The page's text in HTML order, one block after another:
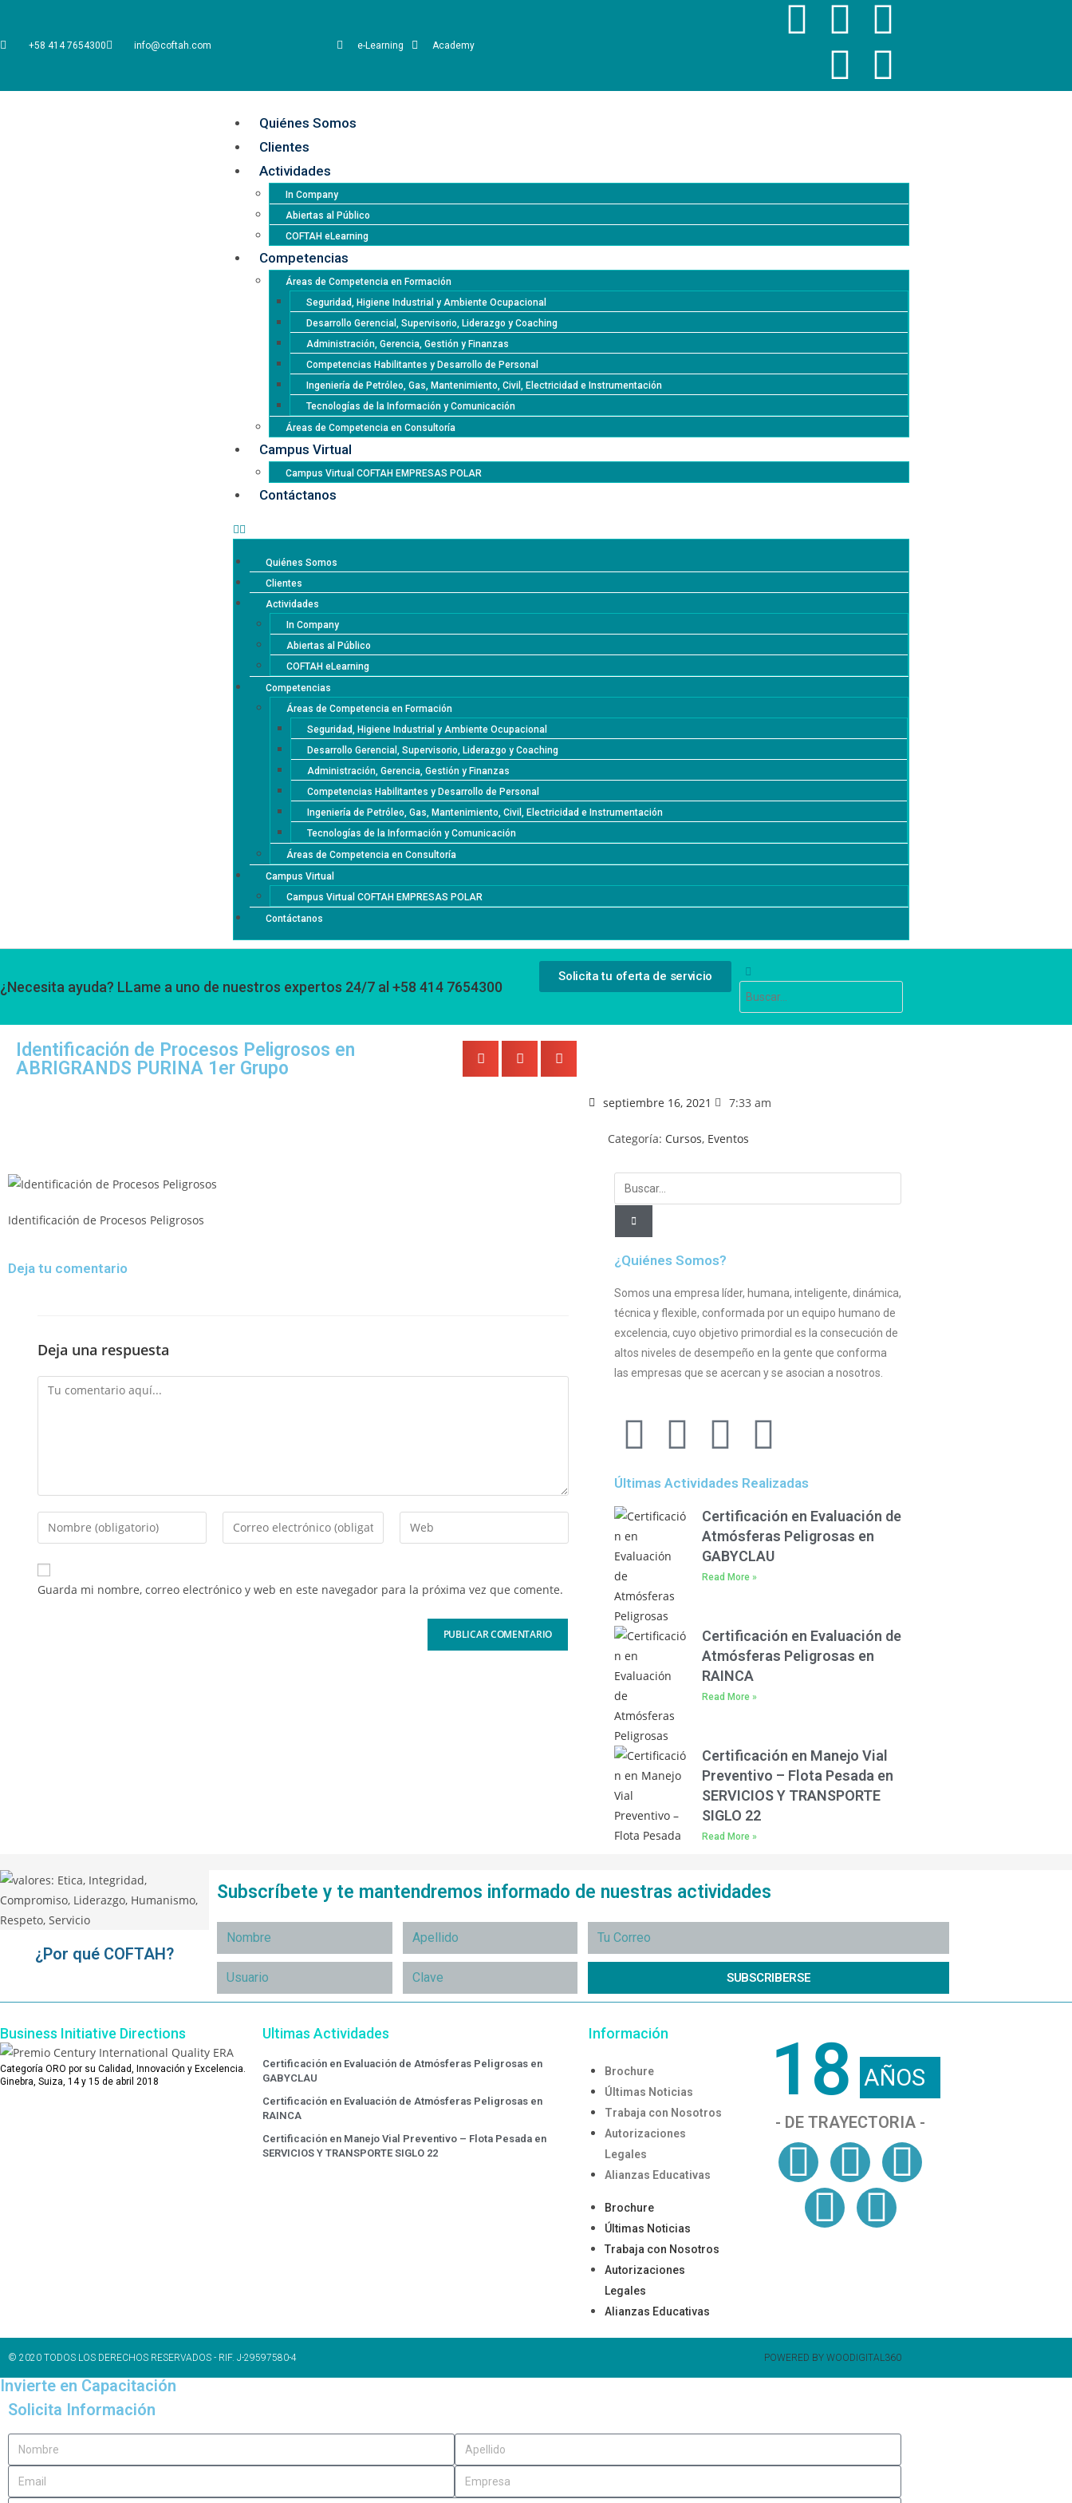
+58 414 7654300 info@coftah.com e-Learning Academy
Quiénes Somos
Clientes
Actividades
In Company
Abiertas al Público
COFTAH eLearning
Competencias
Áreas de Competencia en Formación
Seguridad, Higiene Industrial y Ambiente Ocupacional
Desarrollo Gerencial, Supervisorio, Liderazgo y Coaching
Administración, Gerencia, Gestión y Finanzas
Competencias Habilitantes y Desarrollo de Personal
Ingeniería de Petróleo, Gas, Mantenimiento, Civil, Electricidad e Instrumentación
Tecnologías de la Información y Comunicación
Áreas de Competencia en Consultoría
Campus Virtual
Campus Virtual COFTAH EMPRESAS POLAR
Contáctanos
Quiénes Somos
Clientes
Actividades
In Company
Abiertas al Público
COFTAH eLearning
Competencias
Áreas de Competencia en Formación
Seguridad, Higiene Industrial y Ambiente Ocupacional
Desarrollo Gerencial, Supervisorio, Liderazgo y Coaching
Administración, Gerencia, Gestión y Finanzas
Competencias Habilitantes y Desarrollo de Personal
Ingeniería de Petróleo, Gas, Mantenimiento, Civil, Electricidad e Instrumentación
Tecnologías de la Información y Comunicación
Áreas de Competencia en Consultoría
Campus Virtual
Campus Virtual COFTAH EMPRESAS POLAR
Contáctanos
¿Necesita ayuda? LLame a uno de nuestros expertos 24/7 al +58 414 7654300
Solicita tu oferta de servicio
Identificación de Procesos Peligrosos en
ABRIGRANDS PURINA 1er Grupo
septiembre 16, 2021 7:33 am
Categoría: Cursos, Eventos
Identificación de Procesos Peligrosos
Deja tu comentario
Deja una respuesta
Guarda mi nombre, correo electrónico y web en este navegador para la próxima vez que comente.
¿Quiénes Somos?
Somos una empresa líder, humana, inteligente, dinámica,
técnica y flexible, conformada por un equipo humano de
excelencia, cuyo objetivo primordial es la consecución de
altos niveles de desempeño en la gente que conforma
las empresas que se acercan y se asocian a nosotros.
Últimas Actividades Realizadas
Certificación en Evaluación de
Atmósferas Peligrosas en
GABYCLAU
Read More »
Certificación en Evaluación de
Atmósferas Peligrosas en
RAINCA
Read More »
Certificación en Manejo Vial
Preventivo – Flota Pesada en
SERVICIOS Y TRANSPORTE
SIGLO 22
Read More »
¿Por qué COFTAH?
Subscríbete y te mantendremos informado de nuestras actividades
SUBSCRIBERSE
Business Initiative Directions
Categoría ORO por su Calidad, Innovación y Excelencia.
Ginebra, Suiza, 14 y 15 de abril 2018
Ultimas Actividades
Certificación en Evaluación de Atmósferas Peligrosas en
GABYCLAU
Certificación en Evaluación de Atmósferas Peligrosas en
RAINCA
Certificación en Manejo Vial Preventivo – Flota Pesada en
SERVICIOS Y TRANSPORTE SIGLO 22
Información
Brochure
Últimas Noticias
Trabaja con Nosotros
Autorizaciones
Legales
Alianzas Educativas
Brochure
Últimas Noticias
Trabaja con Nosotros
Autorizaciones
Legales
Alianzas Educativas
18 AÑOS
- DE TRAYECTORIA -
© 2020 TODOS LOS DERECHOS RESERVADOS - RIF. J-29597580-4 POWERED BY WOODIGITAL360
Invierte en Capacitación
Solicita Información